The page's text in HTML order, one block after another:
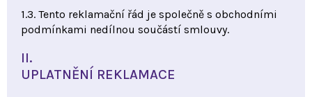
1.3. Tento reklamační řád je společně s obchodními
podmínkami nedílnou součástí smlouvy.
II.
UPLATNĚNÍ REKLAMACE